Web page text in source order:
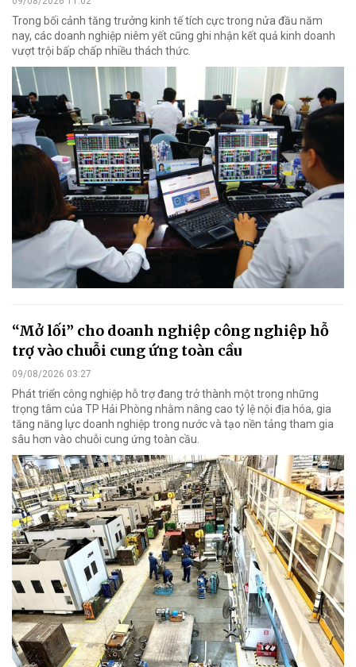
Trong bối cảnh tăng trưởng kinh tế tích cực trong nửa đầu năm
nay, các doanh nghiệp niêm yết cũng ghi nhận kết quả kinh doanh
vượt trội bấp chấp nhiều thách thức.
“Mở lối” cho doanh nghiệp công nghiệp hỗ
trợ vào chuỗi cung ứng toàn cầu
09/08/2026 03:27
Phát triển công nghiệp hỗ trợ đang trở thành một trong những
trọng tâm của TP Hải Phòng nhằm nâng cao tỷ lệ nội địa hóa, gia
tăng năng lực doanh nghiệp trong nước và tạo nền tảng tham gia
sâu hơn vào chuỗi cung ứng toàn cầu.